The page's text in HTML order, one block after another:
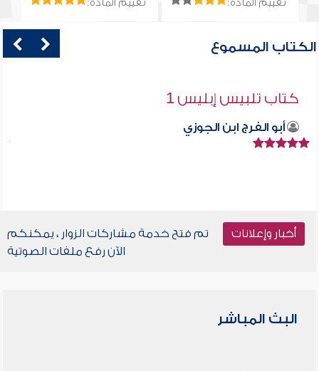
تقييم المادة: تقييم المادة:
الكتاب المسموع
كتاب تلبيس إبليس 1
أبو الفرج ابن الجوزي
أخبار وإعلانات
تم فتح خدمة مشاركات الزوار ، يمكنكم
الآن رفع ملفات الصوتية
البث المباشر